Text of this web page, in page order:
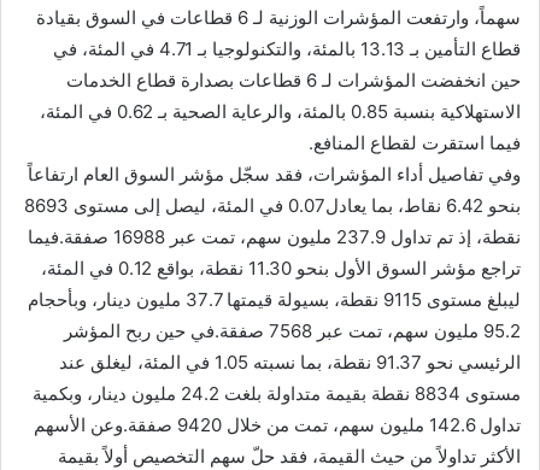
سهماً، وارتفعت المؤشرات الوزنية لـ 6 قطاعات في السوق بقيادة
قطاع التأمين بـ 13.13 بالمئة، والتكنولوجيا بـ 4.71 في المئة، في
حين انخفضت المؤشرات لـ 6 قطاعات بصدارة قطاع الخدمات
الاستهلاكية بنسبة 0.85 بالمئة، والرعاية الصحية بـ 0.62 في المئة،
فيما استقرت لقطاع المنافع.
وفي تفاصيل أداء المؤشرات، فقد سجّل مؤشر السوق العام ارتفاعاً
بنحو 6.42 نقاط، بما يعادل0.07 في المئة، ليصل إلى مستوى 8693
نقطة، إذ تم تداول 237.9 مليون سهم، تمت عبر 16988 صفقة.فيما
تراجع مؤشر السوق الأول بنحو 11.30 نقطة، بواقع 0.12 في المئة،
ليبلغ مستوى 9115 نقطة، بسيولة قيمتها 37.7 مليون دينار، وبأحجام
95.2 مليون سهم، تمت عبر 7568 صفقة.في حين ربح المؤشر
الرئيسي نحو 91.37 نقطة، بما نسبته 1.05 في المئة، ليغلق عند
مستوى 8834 نقطة بقيمة متداولة بلغت 24.2 مليون دينار، وبكمية
تداول 142.6 مليون سهم، تمت من خلال 9420 صفقة.وعن الأسهم
الأكثر تداولاً من حيث القيمة، فقد حلّ سهم التخصيص أولاً بقيمة